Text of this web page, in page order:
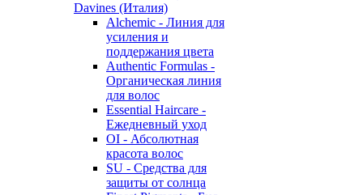
Davines (Италия)
Alchemic - Линия для
усиления и
поддержания цвета
Authentic Formulas -
Органическая линия
для волос
Essential Haircare -
Eжедневный уход
OI - Абсолютная
красота волос
SU - Средства для
защиты от солнца